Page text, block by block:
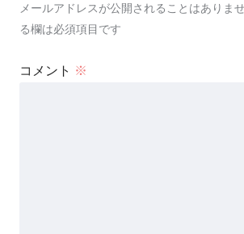
メールアドレスが公開されることはありませ
る欄は必須項目です
コメント ※